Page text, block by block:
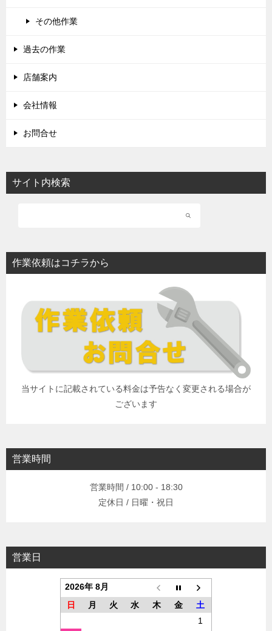
その他作業
過去の作業
店舗案内
会社情報
お問合せ
サイト内検索
作業依頼はコチラから
当サイトに記載されている料金は予告なく変更される場合が
ございます
営業時間
営業時間 / 10:00 - 18:30
定休日 / 日曜・祝日
営業日
2026年 8月
日
月 火 水 木 金
土
1